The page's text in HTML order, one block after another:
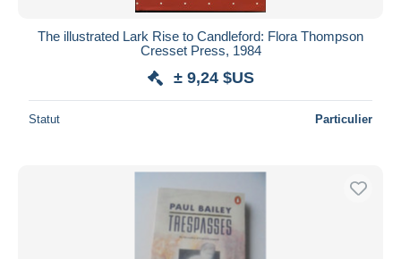
The illustrated Lark Rise to Candleford: Flora Thompson
Cresset Press, 1984
± 9,24 $US
Statut Particulier